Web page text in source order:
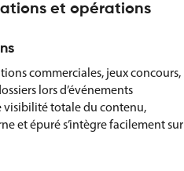
et opérations
commerciales, jeux concours,
lors d’événements
visibilité totale du contenu,
et épuré s’intègre facilement sur